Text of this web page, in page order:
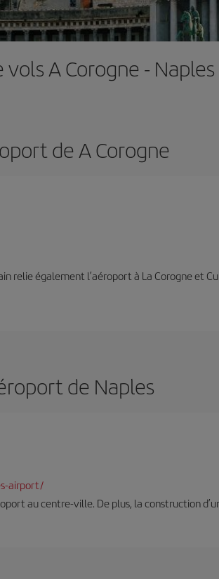
A Corogne - Naples
de A Corogne
relie également l’aéroport à La Corogne et
de Naples
airport/
au centre-ville. De plus, la construction